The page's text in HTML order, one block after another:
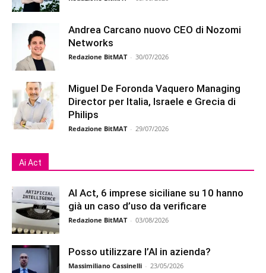
Andrea Carcano nuovo CEO di Nozomi
Networks
Redazione BitMAT - 30/07/2026
Miguel De Foronda Vaquero Managing
Director per Italia, Israele e Grecia di
Philips
Redazione BitMAT - 29/07/2026
Ai Act
AI Act, 6 imprese siciliane su 10 hanno
già un caso d’uso da verificare
Redazione BitMAT - 03/08/2026
Posso utilizzare l’AI in azienda?
Massimiliano Cassinelli - 23/05/2026